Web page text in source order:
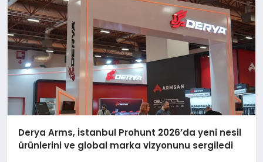
Derya Arms, İstanbul Prohunt 2026’da yeni nesil
ürünlerini ve global marka vizyonunu sergiledi